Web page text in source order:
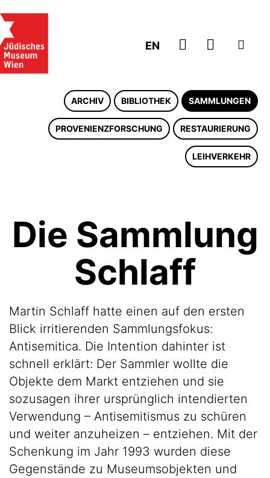
EN ZUM
ARCHIV BIBLIOTHEK SAMMLUNGEN
PROVENIENZFORSCHUNG RESTAURIERUNG
LEIHVERKEHR
Die Sammlung
Schlaff
Martin Schlaff hatte einen auf den ersten
Blick irritierenden Sammlungsfokus:
Antisemitica. Die Intention dahinter ist
schnell erklärt: Der Sammler wollte die
Objekte dem Markt entziehen und sie
sozusagen ihrer ursprünglich intendierten
Verwendung – Antisemitismus zu schüren
und weiter anzuheizen – entziehen. Mit der
Schenkung im Jahr 1993 wurden diese
Gegenstände zu Museumsobjekten und